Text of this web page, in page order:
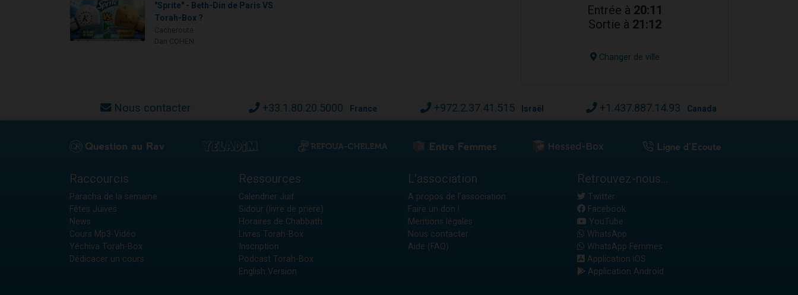
"Sprite" - Beth-Din de Paris VS
Torah-Box ?
Entrée à 20:11
Sortie à 21:12
Changer de ville
Nous contacter +33.1.80.20.5000 France +972.2.37.41.515 Israël +1.437.887.14.93 Canada
Raccourcis
Paracha de la semaine
Fêtes Juives
News
Cours Mp3-Vidéo
Yéchiva Torah-Box
Dédicacer un cours
Ressources
Calendrier Juif
Sidour (livre de prière)
Horaires de Chabbath
Livres Torah-Box
Inscription
Podcast Torah-Box
English Version
L'association
A propos de l'association
Faire un don !
Mentions légales
Nous contacter
Aide (FAQ)
Retrouvez-nous...
Twitter
Facebook
YouTube
WhatsApp
WhatsApp Femmes
Application iOS
Application Android